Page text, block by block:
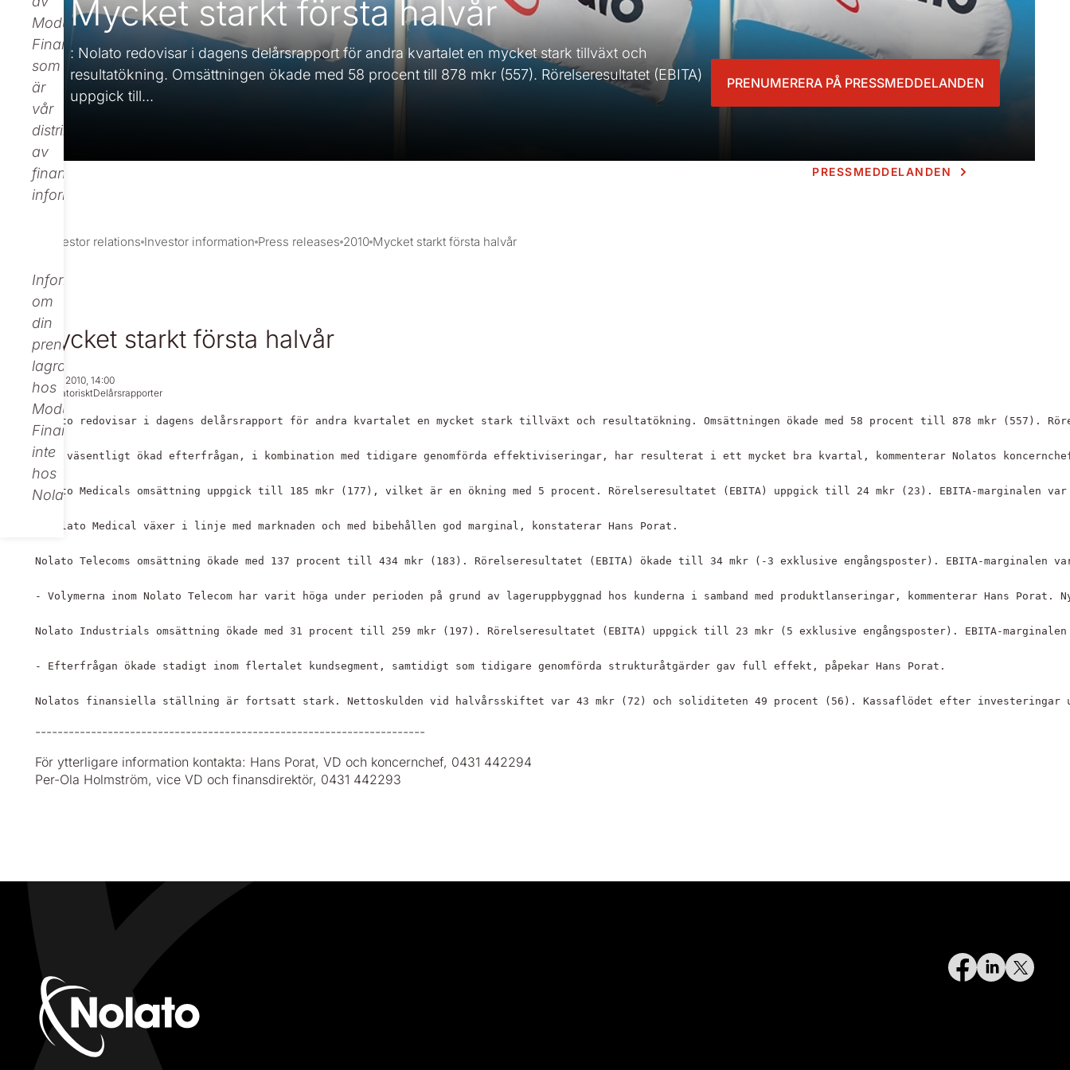
Modular
Finance,
som
är
vår
distributör
av
finansiell
information.
Informationen
om
din
prenumeration
lagras
hos
Modular
Finance,
inte
hos
Nolato.
Mycket starkt första halvår
: Nolato redovisar i dagens delårsrapport för andra kvartalet en mycket stark tillväxt och
resultatökning. Omsättningen ökade med 58 procent till 878 mkr (557). Rörelseresultatet (EBITA)
uppgick till...
PRENUMERERA PÅ PRESSMEDDELANDEN
Investor relations Investor information Press releases 2010 Mycket starkt första halvår
Mycket starkt första halvår
Jul 21, 2010, 14:00
RegulatorisktDelårsrapporter
Nolato redovisar i dagens delårsrapport för andra kvartalet en mycket stark tillväxt och resultatökning. Omsättningen ökade med 58 procent till 878 mkr
- En väsentligt ökad efterfrågan, i kombination med tidigare genomförda effektiviseringar, har resulterat i ett mycket bra kvartal, kommenterar Nolatos
Nolato Medicals omsättning uppgick till 185 mkr (177), vilket är en ökning med 5 procent. Rörelseresultatet (EBITA) uppgick till 24 mkr (23). EBITA-marginalen
- Nolato Medical växer i linje med marknaden och med bibehållen god marginal, konstaterar Hans Porat.
Nolato Telecoms omsättning ökade med 137 procent till 434 mkr (183). Rörelseresultatet (EBITA) ökade till 34 mkr (-3 exklusive engångsposter). EBITA-marginalen
- Volymerna inom Nolato Telecom har varit höga under perioden på grund av lageruppbyggnad hos kunderna i samband med produktlanseringar, kommenterar Hans
Nolato Industrials omsättning ökade med 31 procent till 259 mkr (197). Rörelseresultatet (EBITA) uppgick till 23 mkr (5 exklusive engångsposter). EBITA-
- Efterfrågan ökade stadigt inom flertalet kundsegment, samtidigt som tidigare genomförda strukturåtgärder gav full effekt, påpekar Hans Porat.
Nolatos finansiella ställning är fortsatt stark. Nettoskulden vid halvårsskiftet var 43 mkr (72) och soliditeten 49 procent (56). Kassaflödet efter
----------------------------------------------------------------------
För ytterligare information kontakta: Hans Porat, VD och koncernchef, 0431 442294
Per-Ola Holmström, vice VD och finansdirektör, 0431 442293
PRESSMEDDELANDEN